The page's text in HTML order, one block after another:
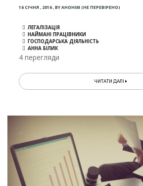
16 СІЧНЯ , 2016,BYАНОНІМ (НЕ ПЕРЕВІРЕНО)
ЛЕГАЛІЗАЦІЯ
НАЙМАНІ ПРАЦІВНИКИ
ГОСПОДАРСЬКА ДІЯЛЬНІСТЬ
АННА БІЛИК
4 перегляди
ЧИТАТИ ДАЛІ